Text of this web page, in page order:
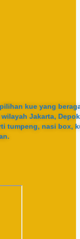
kue yang
Jakarta,
tumpeng, nasi box,